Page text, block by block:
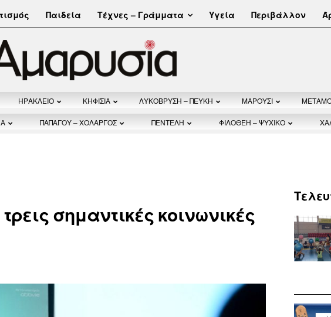
Παιδεία Τέχνες – Γράμματα Υγεία Περιβάλλον
ΗΡΑΚΛΕΙΟ ΚΗΦΙΣΙΑ ΛΥΚΟΒΡΥΣΗ – ΠΕΥΚΗ ΜΑΡΟΥΣΙ
ΠΑΠΑΓΟΥ – ΧΟΛΑΡΓΟΣ ΠΕΝΤΕΛΗ ΦΙΛΟΘΕΗ – ΨΥΧΙΚΟ
σημαντικές κοινωνικές